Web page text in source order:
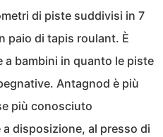
di piste suddivisi in 7
paio di tapis roulant. È
bambini in quanto le piste
Antagnod è più
più conosciuto
disposizione, al presso di